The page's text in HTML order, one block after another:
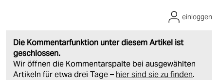
Die Kommentarfunktion unter diesem Artikel ist
geschlossen.
Wir öffnen die Kommentarspalte bei ausgewählten
Artikeln für etwa drei Tage – hier sind sie zu finden.
einloggen